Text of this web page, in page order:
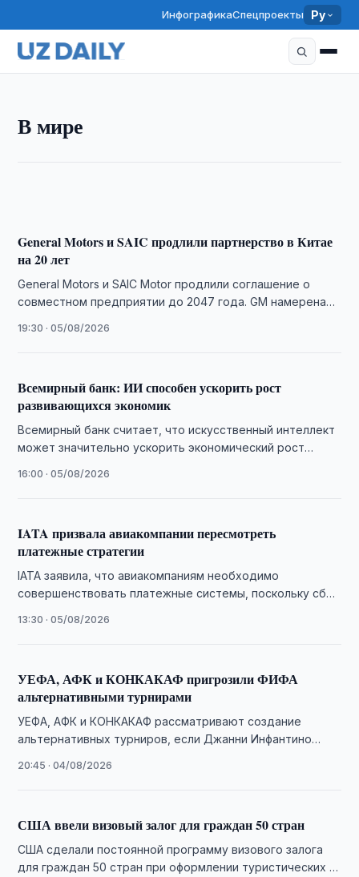
ИнфографикаСпецпроекты Ру
В мире
школьников из 106 стран соревнуются за звание
лучших
General Motors и SAIC продлили партнерство в Китае
на 20 лет
General Motors и SAIC Motor продлили соглашение о
совместном предприятии до 2047 года. GM намерена
19:30 · 05/08/2026
Всемирный банк: ИИ способен ускорить рост
развивающихся экономик
Всемирный банк считает, что искусственный интеллект
может значительно ускорить экономический рост
инфраструктуру, кадры и …
16:00 · 05/08/2026
IATA призвала авиакомпании пересмотреть
платежные стратегии
IATA заявила, что авиакомпаниям необходимо
совершенствовать платежные системы, поскольку сбои
операционных расходов.
13:30 · 05/08/2026
УЕФА, АФК и КОНКАКАФ пригрозили ФИФА
альтернативными турнирами
УЕФА, АФК и КОНКАКАФ рассматривают создание
альтернативных турниров, если Джанни Инфантино
президента ФИФА.
20:45 · 04/08/2026
США ввели визовый залог для граждан 50 стран
США сделали постоянной программу визового залога
для граждан 50 стран при оформлении туристических и